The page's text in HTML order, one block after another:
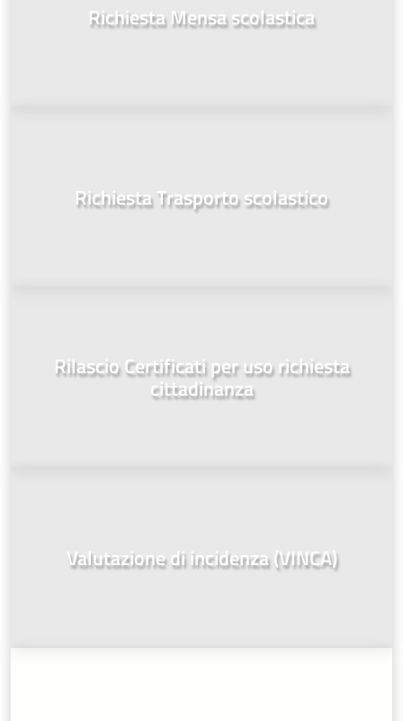
Richiesta Mensa scolastica
Richiesta Trasporto scolastico
Rilascio Certificati per uso richiesta
cittadinanza
Valutazione di incidenza (VINCA)